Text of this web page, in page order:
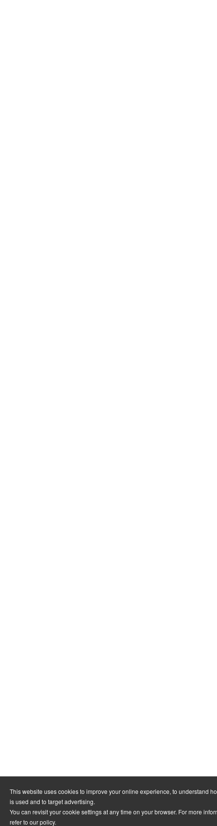
This website uses cookies to improve your online experience, to understand
is used and to target advertising.
You can revisit your cookie settings at any time on your browser. For more
refer to our policy.